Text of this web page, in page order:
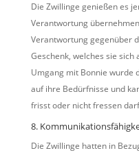
Die Zwillinge genießen es
Verantwortung
Verantwortung gegenüber
Geschenk, welches sie
Umgang mit Bonnie wurde
auf ihre Bedürfnisse und
frisst oder nicht fressen
8.
Die Zwillinge hatten in